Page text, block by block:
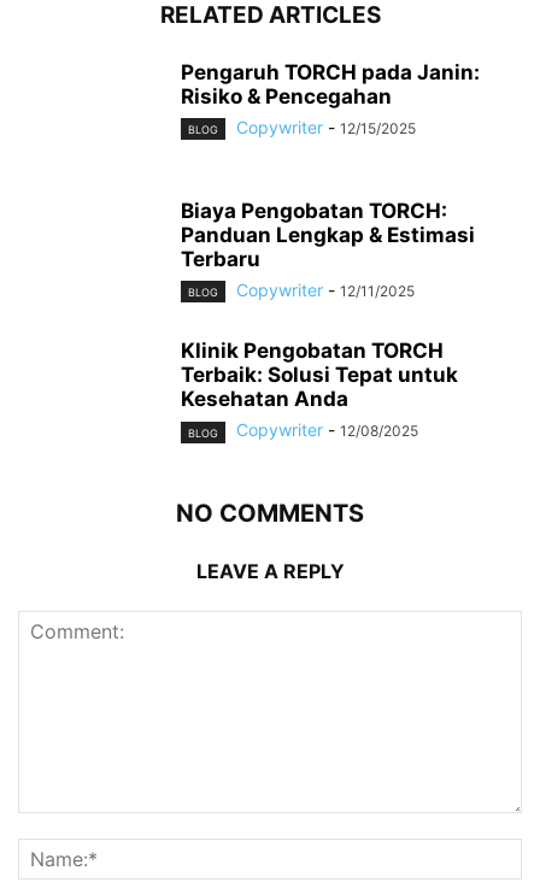
RELATED ARTICLES
Pengaruh TORCH pada Janin:
Risiko & Pencegahan
BLOG Copywriter - 12/15/2025
Biaya Pengobatan TORCH:
Panduan Lengkap & Estimasi
Terbaru
BLOG Copywriter - 12/11/2025
Klinik Pengobatan TORCH
Terbaik: Solusi Tepat untuk
Kesehatan Anda
BLOG Copywriter - 12/08/2025
NO COMMENTS
LEAVE A REPLY